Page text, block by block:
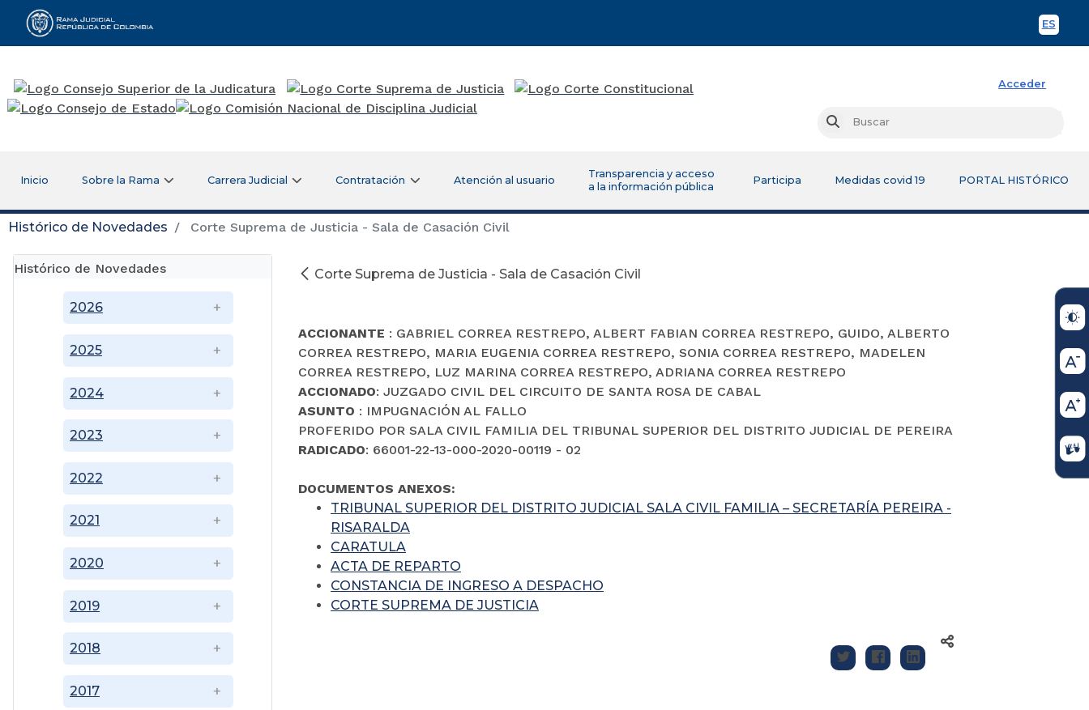
ES
Rama Judicial
Acceder
Buscar
Inicio Sobre la Rama Carrera Judicial Contratación Atención al usuario
Transparencia y acceso
a la información pública
Participa Medidas covid 19 PORTAL HISTÓRICO
Histórico de Novedades Corte Suprema de Justicia - Sala de Casación Civil
Histórico de Novedades
2017
2018
2019
2020
2021
2022
2023
2024
2025
2026
Corte Suprema de Justicia - Sala de Casación Civil
ACCIONANTE : GABRIEL CORREA RESTREPO, ALBERT FABIAN CORREA RESTREPO, GUIDO, ALBERTO
CORREA RESTREPO, MARIA EUGENIA CORREA RESTREPO, SONIA CORREA RESTREPO, MADELEN
CORREA RESTREPO, LUZ MARINA CORREA RESTREPO, ADRIANA CORREA RESTREPO
ACCIONADO: JUZGADO CIVIL DEL CIRCUITO DE SANTA ROSA DE CABAL
ASUNTO : IMPUGNACIÓN AL FALLO
PROFERIDO POR SALA CIVIL FAMILIA DEL TRIBUNAL SUPERIOR DEL DISTRITO JUDICIAL DE PEREIRA
RADICADO: 66001-22-13-000-2020-00119 - 02
DOCUMENTOS ANEXOS:
TRIBUNAL SUPERIOR DEL DISTRITO JUDICIAL SALA CIVIL FAMILIA – SECRETARÍA PEREIRA -
RISARALDA
CARATULA
ACTA DE REPARTO
CONSTANCIA DE INGRESO A DESPACHO
CORTE SUPREMA DE JUSTICIA